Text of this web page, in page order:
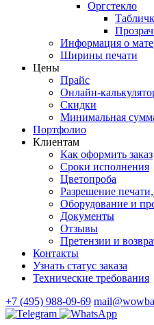
Оргстекло
Информация о
Ширины печати
Цены
Прайс
Онлайн-
Скидки
Минимальная
Портфолио
Клиентам
Как оформить заказ
Сроки исполнения
Цветопроба
Разрешение
Оборудование и
Документы
Отзывы
Претензии и
Контакты
Узнать статус заказа
Технические требования
+7 (495) 988-09-69